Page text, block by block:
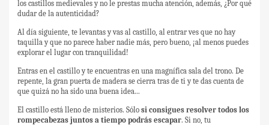
los castillos medievales y no le prestas mucha atención, además, ¿Por qué
dudar de la autenticidad?
Al día siguiente, te levantas y vas al castillo, al entrar ves que no hay
taquilla y que no parece haber nadie más, pero bueno, ¡al menos puedes
explorar el lugar con tranquilidad!
Entras en el castillo y te encuentras en una magnífica sala del trono. De
repente, la gran puerta de madera se cierra tras de ti y te das cuenta de
que quizá no ha sido una buena idea...
El castillo está lleno de misterios. Sólo si consigues resolver todos los
rompecabezas juntos a tiempo podrás escapar. Si no, tu